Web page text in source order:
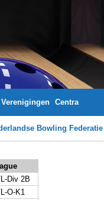
Verenigingen Centra
Bowling Federatie
Div 2B
O-K1